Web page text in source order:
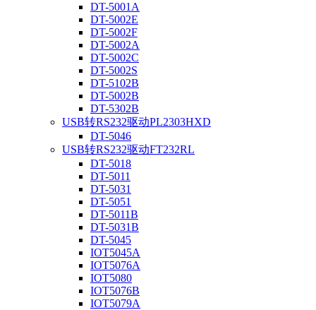
DT-5001A
DT-5002E
DT-5002F
DT-5002A
DT-5002C
DT-5002S
DT-5102B
DT-5002B
DT-5302B
USB转RS232驱动PL2303HXD
DT-5046
USB转RS232驱动FT232RL
DT-5018
DT-5011
DT-5031
DT-5051
DT-5011B
DT-5031B
DT-5045
IOT5045A
IOT5076A
IOT5080
IOT5076B
IOT5079A